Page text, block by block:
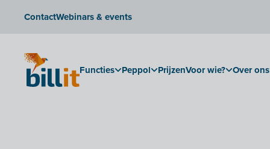
ContactWebinars & events
Functies Peppol PrijzenVoor wie? Over ons